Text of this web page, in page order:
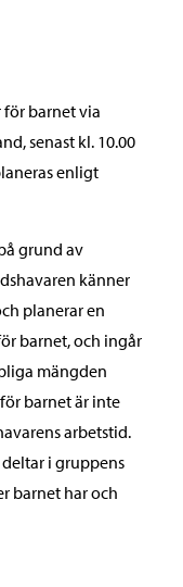
för barnet via
senast kl. 10.00
enligt
grund av
känner
planerar en
barnet, och ingår
mängden
barnet är inte
arbetstid.
i gruppens
barnet har och